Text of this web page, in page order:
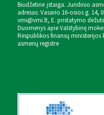
Biudžetinė įstaiga. Juridinio
adresas: Vasario 16-osios g. 14,
vmi@vmi.lt, E. pristatymo
Duomenys apie Valstybinę
Respublikos finansų
asmenų registre